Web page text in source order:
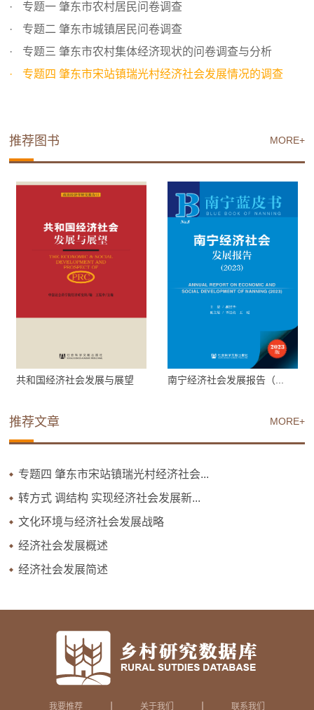
专题一 肇东市农村居民问卷调查
专题二 肇东市城镇居民问卷调查
专题三 肇东市农村集体经济现状的问卷调查与分析
专题四 肇东市宋站镇瑞光村经济社会发展情况的调查
MORE+
推荐图书
共和国经济社会发展与展望 南宁经济社会发展报告（...
MORE+
推荐文章
专题四 肇东市宋站镇瑞光村经济社会...
转方式 调结构 实现经济社会发展新...
文化环境与经济社会发展战略
经济社会发展概述
经济社会发展简述
我要推荐 关于我们 联系我们